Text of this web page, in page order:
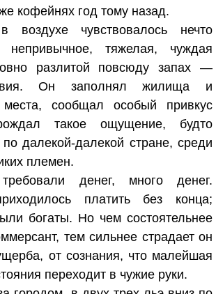
кофейнях год тому назад.
чувствовалось нечто
тяжелая, чуждая
разлитой повсюду запах —
Он заполнял жилища и
сообщал особый привкус
такое ощущение, будто
далекой-далекой стране, среди
племен.
денег, много денег.
платить без конца;
богаты. Но чем состоятельнее
тем сильнее страдает он
от сознания, что малейшая
переходит в чужие руки.